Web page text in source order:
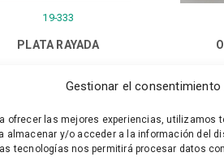
Gestionar el
ofrecer las mejores experiencias, utilizamos
almacenar y/o acceder a la información del
tecnologías nos permitirá procesar datos
19-333
PLATA RAYADA